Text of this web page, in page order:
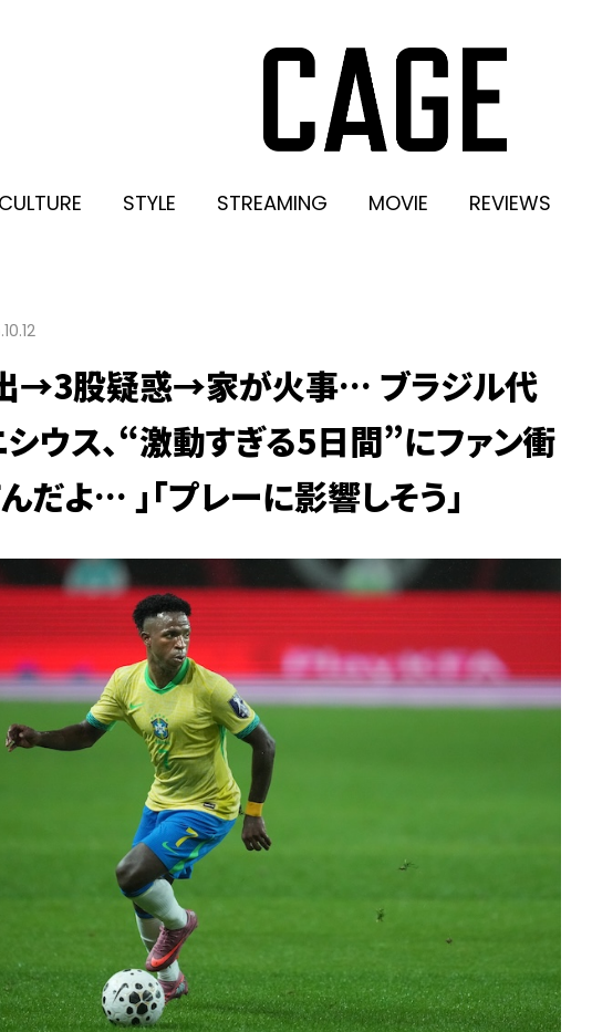
CULTURE STYLE STREAMING MOVIE REVIEWS
→3股疑惑→家が火事… ブラジル代
ウス、“激動すぎる5日間”にファン衝
だよ… 」「プレーに影響しそう」